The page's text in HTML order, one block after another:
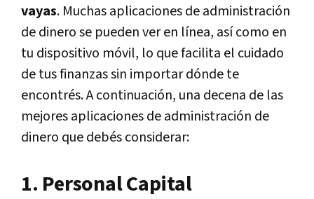
vayas. Muchas aplicaciones de administración
de dinero se pueden ver en línea, así como en
tu dispositivo móvil, lo que facilita el cuidado
de tus finanzas sin importar dónde te
encontrés. A continuación, una decena de las
mejores aplicaciones de administración de
dinero que debés considerar:
1. Personal Capital